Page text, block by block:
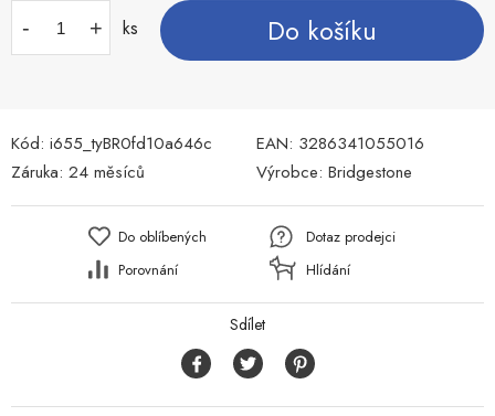
- + ks Do košíku
Kód: i655_tyBR0fd10a646c EAN: 3286341055016
Záruka: 24 měsíců Výrobce: Bridgestone
Do oblíbených
Porovnání
Dotaz prodejci
Hlídání
Sdílet